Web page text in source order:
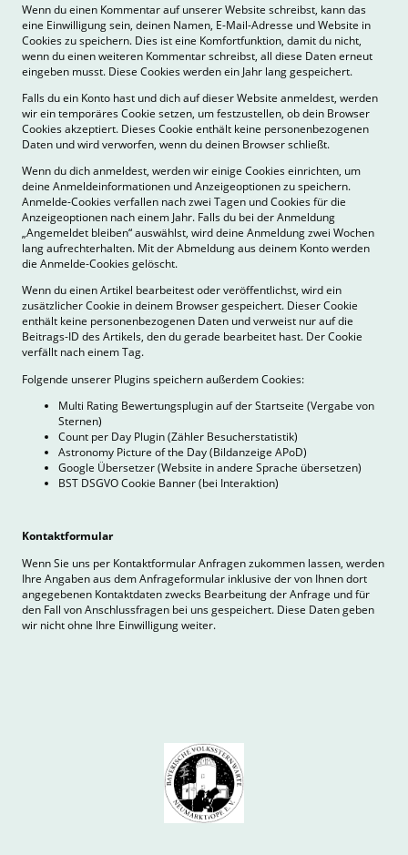
Wenn du einen Kommentar auf unserer Website schreibst, kann das
eine Einwilligung sein, deinen Namen, E-Mail-Adresse und Website in
Cookies zu speichern. Dies ist eine Komfortfunktion, damit du nicht,
wenn du einen weiteren Kommentar schreibst, all diese Daten erneut
eingeben musst. Diese Cookies werden ein Jahr lang gespeichert.
Falls du ein Konto hast und dich auf dieser Website anmeldest, werden
wir ein temporäres Cookie setzen, um festzustellen, ob dein Browser
Cookies akzeptiert. Dieses Cookie enthält keine personenbezogenen
Daten und wird verworfen, wenn du deinen Browser schließt.
Wenn du dich anmeldest, werden wir einige Cookies einrichten, um
deine Anmeldeinformationen und Anzeigeoptionen zu speichern.
Anmelde-Cookies verfallen nach zwei Tagen und Cookies für die
Anzeigeoptionen nach einem Jahr. Falls du bei der Anmeldung
„Angemeldet bleiben“ auswählst, wird deine Anmeldung zwei Wochen
lang aufrechterhalten. Mit der Abmeldung aus deinem Konto werden
die Anmelde-Cookies gelöscht.
Wenn du einen Artikel bearbeitest oder veröffentlichst, wird ein
zusätzlicher Cookie in deinem Browser gespeichert. Dieser Cookie
enthält keine personenbezogenen Daten und verweist nur auf die
Beitrags-ID des Artikels, den du gerade bearbeitet hast. Der Cookie
verfällt nach einem Tag.
Folgende unserer Plugins speichern außerdem Cookies:
Multi Rating Bewertungsplugin auf der Startseite (Vergabe von
Sternen)
Count per Day Plugin (Zähler Besucherstatistik)
Astronomy Picture of the Day (Bildanzeige APoD)
Google Übersetzer (Website in andere Sprache übersetzen)
BST DSGVO Cookie Banner (bei Interaktion)
Kontaktformular
Wenn Sie uns per Kontaktformular Anfragen zukommen lassen, werden
Ihre Angaben aus dem Anfrageformular inklusive der von Ihnen dort
angegebenen Kontaktdaten zwecks Bearbeitung der Anfrage und für
den Fall von Anschlussfragen bei uns gespeichert. Diese Daten geben
wir nicht ohne Ihre Einwilligung weiter.